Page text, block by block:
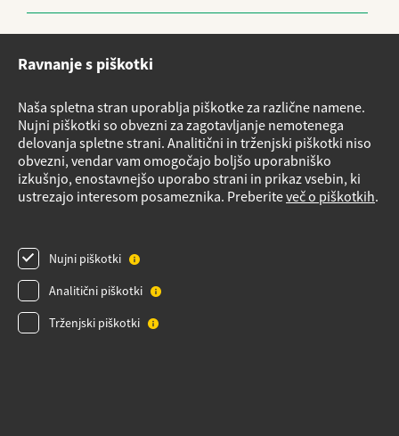
Sistem za prijavo nepravilnosti in obravnavo prijaviteljev - The
Vloge za storitve
Načrt nujnih ukrepov v primeru izrednih razmer
Izvensodno reševanje potrošniških sporov
Varnostni listi
Pregled plinske napeljave
Videonadzor
Obvestilo o obdelavi osebnih podatkov za dobavitelje_izvajalce
Ravnanje s piškotki
Naša spletna stran uporablja piškotke za različne namene.
Nujni piškotki so obvezni za zagotavljanje nemotenega
delovanja spletne strani. Analitični in trženjski piškotki niso
obvezni, vendar vam omogočajo boljšo uporabniško
izkušnjo, enostavnejšo uporabo strani in prikaz vsebin, ki
ustrezajo interesom posameznika. Preberiteveč o piškotkih.
Nujni piškotki
Analitični piškotki
Trženjski piškotki